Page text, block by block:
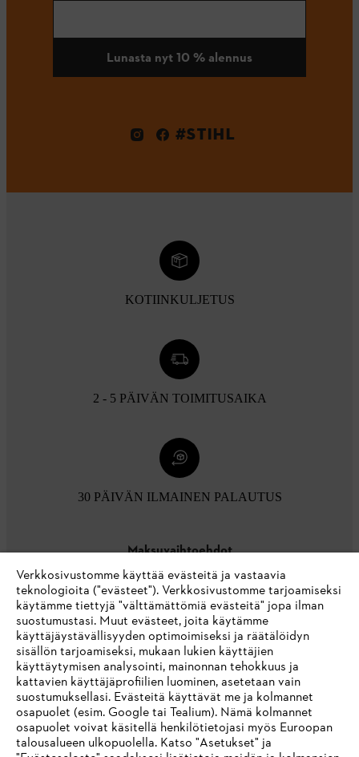
Lunasta nyt 10 % alennus
#STIHL
KOTIINKULJETUS
2 - 5 PÄIVÄN TOIMITUSAIKA
30 PÄIVÄN ILMAINEN PALAUTUS
Maksuvaihtoehdot
Yritys
STIHL FAQ
Verkkosivustomme käyttää evästeitä ja vastaavia
teknologioita ("evästeet"). Verkkosivustomme tarjoamiseksi
käytämme tiettyjä "välttämättömiä evästeitä" jopa ilman
suostumustasi. Muut evästeet, joita käytämme
käyttäjäystävällisyyden optimoimiseksi ja räätälöidyn
sisällön tarjoamiseksi, mukaan lukien käyttäjien
käyttäytymisen analysointi, mainonnan tehokkuus ja
kattavien käyttäjäprofiilien luominen, asetetaan vain
suostumuksellasi. Evästeitä käyttävät me ja kolmannet
osapuolet (esim. Google tai Tealium). Nämä kolmannet
osapuolet voivat käsitellä henkilötietojasi myös Euroopan
talousalueen ulkopuolella. Katso "Asetukset" ja